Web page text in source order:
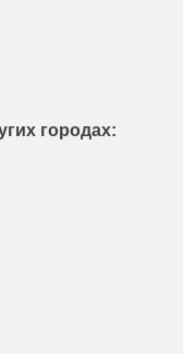
городах: